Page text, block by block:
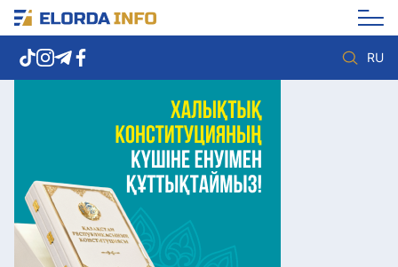
RU
Елорда жаңалықтары
Көзқарас
Саясат
Видео
Әлеумет
Экономика
Спорт